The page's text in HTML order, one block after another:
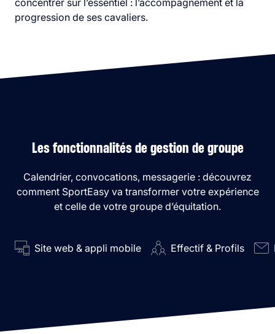
concentrer sur l’essentiel : l’accompagnement et la
progression de ses cavaliers.
Les fonctionnalités de gestion de groupe
Calendrier, convocations, messagerie : découvrez
comment SportEasy va transformer votre expérience
et celle de votre groupe d’équitation.
Site web & appli mobile Effectif & Profils